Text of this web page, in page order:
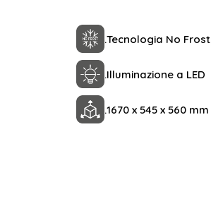
.Tecnologia No Frost
.Illuminazione a LED
.1670 x 545 x 560 mm